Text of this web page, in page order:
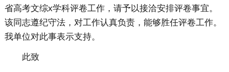
省高考文综x学科评卷工作，请予以接洽安排评卷事宜。
该同志遵纪守法，对工作认真负责，能够胜任评卷工作。
我单位对此事表示支持。
此致